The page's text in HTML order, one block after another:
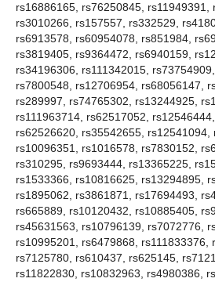
rs16886165, rs76250845, rs11949391,
rs3010266, rs157557, rs332529,
rs6913578, rs60954078, rs851984,
rs3819405, rs9364472, rs6940159,
rs34196306, rs111342015,
rs7800548, rs12706954, rs68056147,
rs289997, rs74765302, rs13244925,
rs111963714, rs62517052,
rs62526620, rs35542655, rs12541094,
rs10096351, rs1016578, rs7830152,
rs310295, rs9693444, rs13365225,
rs1533366, rs10816625, rs13294895,
rs1895062, rs3861871, rs17694493,
rs665889, rs10120432, rs10885405,
rs45631563, rs10796139, rs7072776,
rs10995201, rs6479868, rs111833376,
rs7125780, rs610437, rs625145,
rs11822830, rs10832963, rs4980386,